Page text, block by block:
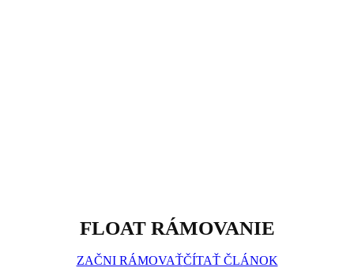
FLOAT RÁMOVANIE
ZAČNI RÁMOVAŤČÍTAŤ ČLÁNOK